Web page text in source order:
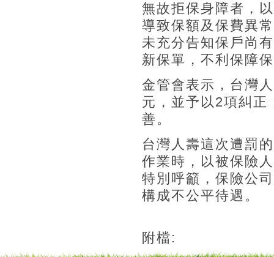
無故拒保身障者，
導致保額及保費異
未充分告知保戶尚
新保單，不利保障
金管會表示，台灣
元，並予以2項糾正
善。
台灣人壽這次遭罰
作業時，以被保險
特別呼籲，保險公
構成不公平待遇。
附檔: